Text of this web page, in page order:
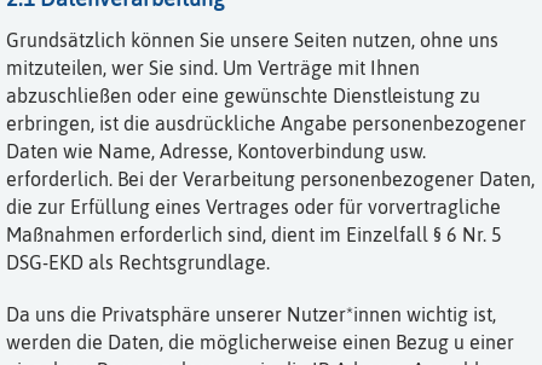
Grundsätzlich können Sie unsere Seiten nutzen, ohne uns
mitzuteilen, wer Sie sind. Um Verträge mit Ihnen
abzuschließen oder eine gewünschte Dienstleistung zu
erbringen, ist die ausdrückliche Angabe personenbezogener
Daten wie Name, Adresse, Kontoverbindung usw.
erforderlich. Bei der Verarbeitung personenbezogener Daten,
die zur Erfüllung eines Vertrages oder für vorvertragliche
Maßnahmen erforderlich sind, dient im Einzelfall § 6 Nr. 5
DSG-EKD als Rechtsgrundlage.
Da uns die Privatsphäre unserer Nutzer*innen wichtig ist,
werden die Daten, die möglicherweise einen Bezug u einer